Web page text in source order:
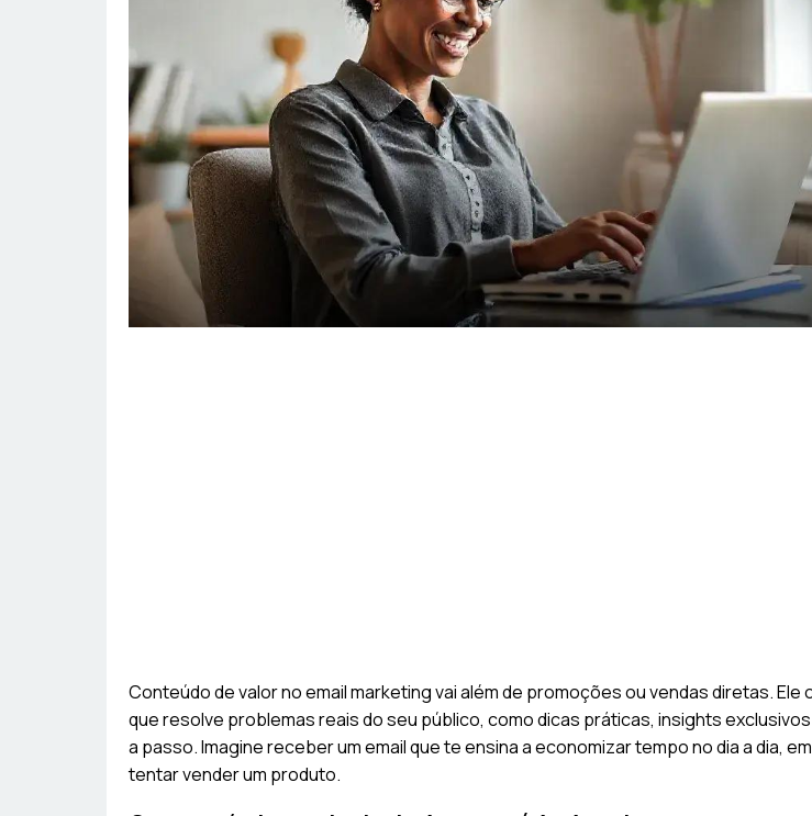
Conteúdo de valor no email marketing vai além de promoções ou vendas diretas. Ele
que resolve problemas reais do seu público, como dicas práticas, insights
a passo. Imagine receber um email que te ensina a economizar tempo no dia a dia,
tentar vender um produto.